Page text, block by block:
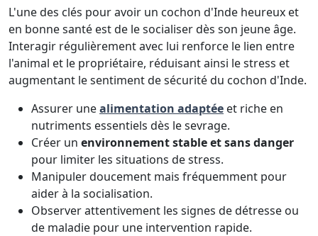
L'une des clés pour avoir un cochon d'Inde heureux et
en bonne santé est de le socialiser dès son jeune âge.
Interagir régulièrement avec lui renforce le lien entre
l'animal et le propriétaire, réduisant ainsi le stress et
augmentant le sentiment de sécurité du cochon d'Inde.
Assurer unealimentation adaptée et riche en
nutriments essentiels dès le sevrage.
Créer un environnement stable et sans danger
pour limiter les situations de stress.
Manipuler doucement mais fréquemment pour
aider à la socialisation.
Observer attentivement les signes de détresse ou
de maladie pour une intervention rapide.